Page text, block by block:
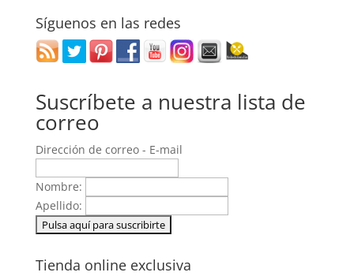
Síguenos en las redes
Suscríbete a nuestra lista de
correo
Dirección de correo - E-mail
Nombre:
Apellido:
Tienda online exclusiva